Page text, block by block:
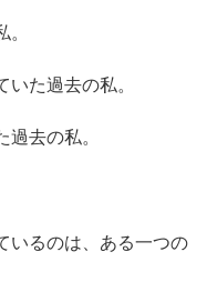
た過去の私。
過去の私。
いるのは、ある一つの